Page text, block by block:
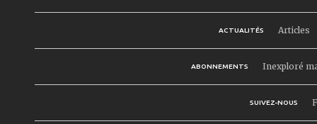
ACTUALITÉS Articles
ABONNEMENTS Inexploré
SUIVEZ-NOUS